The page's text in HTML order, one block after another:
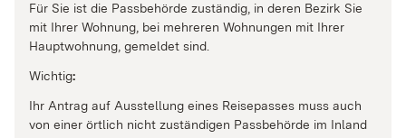
Für Sie ist die Passbehörde zuständig, in deren Bezirk Sie
mit Ihrer Wohnung, bei mehreren Wohnungen mit Ihrer
Hauptwohnung, gemeldet sind.
Wichtig:
Ihr Antrag auf Ausstellung eines Reisepasses muss auch
von einer örtlich nicht zuständigen Passbehörde im Inland